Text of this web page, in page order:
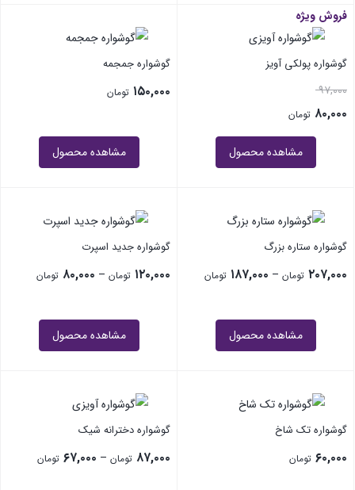
فروش ویژه
گوشواره پولکی آویز
۹۷,۰۰۰
۸۰,۰۰۰ تومان
مشاهده محصول
گوشواره جمجمه
۱۵۰,۰۰۰ تومان
مشاهده محصول
گوشواره ستاره بزرگ
۲۰۷,۰۰۰ تومان – ۱۸۷,۰۰۰ تومان
مشاهده محصول
گوشواره جدید اسپرت
۱۲۰,۰۰۰ تومان – ۸۰,۰۰۰ تومان
مشاهده محصول
گوشواره تک شاخ
۶۰,۰۰۰ تومان
گوشواره دخترانه شیک
۸۷,۰۰۰ تومان – ۶۷,۰۰۰ تومان